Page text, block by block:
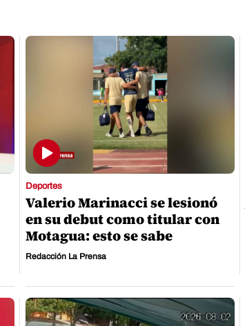
Deportes
Valerio Marinacci se lesionó
en su debut como titular con
Motagua: esto se sabe
Redacción La Prensa